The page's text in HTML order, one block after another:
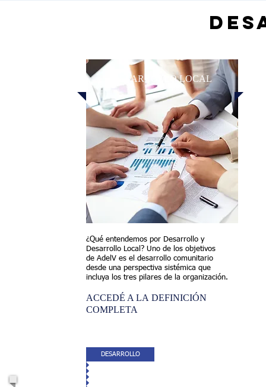
DESARROLLO LOCAL
¿Qué entendemos por Desarrollo y
Desarrollo Local? Uno de los objetivos
de AdelV es el desarrollo comunitario
desde una perspectiva sistémica que
incluya los tres pilares de la organización.
ACCEDÉ A LA DEFINICIÓN
COMPLETA
DESARROLLO